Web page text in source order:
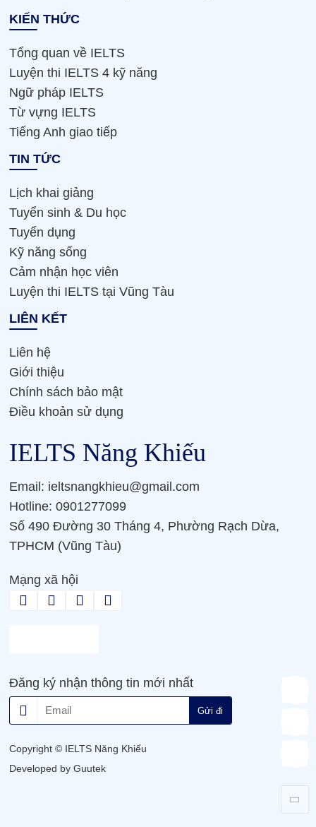
KIẾN THỨC
Tổng quan về IELTS
Luyện thi IELTS 4 kỹ năng
Ngữ pháp IELTS
Từ vựng IELTS
Tiếng Anh giao tiếp
TIN TỨC
Lịch khai giảng
Tuyển sinh & Du học
Tuyển dụng
Kỹ năng sống
Cảm nhận học viên
Luyện thi IELTS tại Vũng Tàu
LIÊN KẾT
Liên hệ
Giới thiệu
Chính sách bảo mật
Điều khoản sử dụng
IELTS Năng Khiếu
Email: ieltsnangkhieu@gmail.com
Hotline: 0901277099
Số 490 Đường 30 Tháng 4, Phường Rạch Dừa,
TPHCM (Vũng Tàu)
Mạng xã hội
Đăng ký nhận thông tin mới nhất
Gửi đi
Copyright © IELTS Năng Khiếu
Developed by Guutek